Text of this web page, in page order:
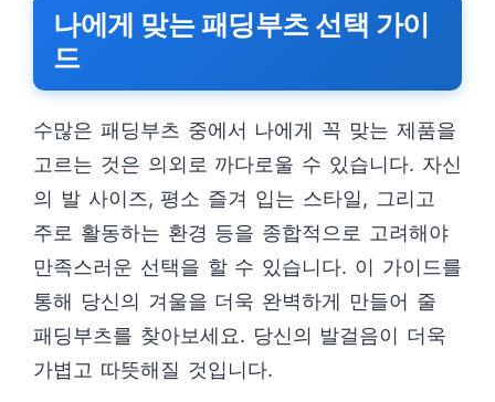
나에게 맞는 패딩부츠 선택 가이
드
수많은 패딩부츠 중에서 나에게 꼭 맞는 제품을
고르는 것은 의외로 까다로울 수 있습니다. 자신
의 발 사이즈, 평소 즐겨 입는 스타일, 그리고
주로 활동하는 환경 등을 종합적으로 고려해야
만족스러운 선택을 할 수 있습니다. 이 가이드를
통해 당신의 겨울을 더욱 완벽하게 만들어 줄
패딩부츠를 찾아보세요. 당신의 발걸음이 더욱
가볍고 따뜻해질 것입니다.